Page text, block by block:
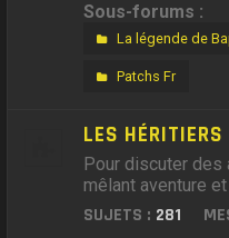
Sous-forums :
La légende de
Patchs Fr
LES
Pour discuter des
mêlant aventure
SUJETS : 281